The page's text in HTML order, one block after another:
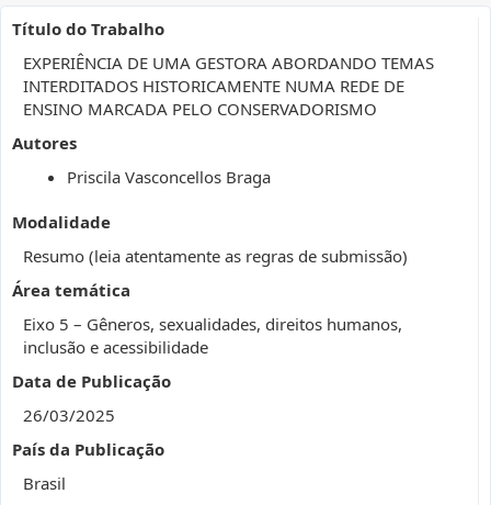
Título do Trabalho
EXPERIÊNCIA DE UMA GESTORA ABORDANDO TEMAS
INTERDITADOS HISTORICAMENTE NUMA REDE DE
ENSINO MARCADA PELO CONSERVADORISMO
Autores
Priscila Vasconcellos Braga
Modalidade
Resumo (leia atentamente as regras de submissão)
Área temática
Eixo 5 – Gêneros, sexualidades, direitos humanos,
inclusão e acessibilidade
Data de Publicação
26/03/2025
País da Publicação
Brasil